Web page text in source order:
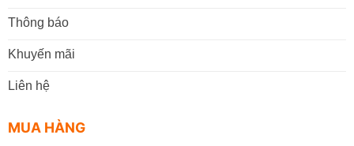
Thông báo
Khuyến mãi
Liên hệ
MUA HÀNG